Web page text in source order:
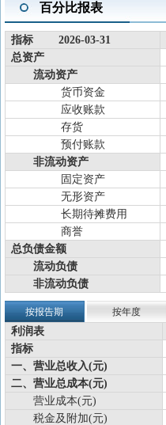
百分比报表
指标 2026-03-31
总资产
流动资产
货币资金
应收账款
存货
预付账款
非流动资产
固定资产
无形资产
长期待摊费用
商誉
总负债金额
流动负债
非流动负债
按报告期 按年度
利润表
指标
一、营业总收入(元)
二、营业总成本(元)
营业成本(元)
税金及附加(元)